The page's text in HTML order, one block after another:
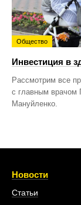
Общество
Инвестиция в
Рассмотрим все
с главным врачом
Мануйленко.
Новости
Статьи